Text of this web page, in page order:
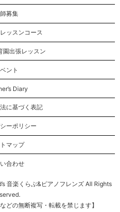
募集
ッスンコース
園出張レッスン
ント
Diary
に基づく表記
ーポリシー
マップ
合わせ
音楽くらぶ&ピアノフレンズ All Rights
どの無断複写・転載を禁じます】